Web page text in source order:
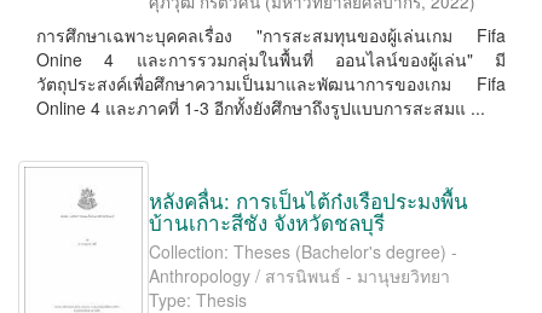
การศึกษาเฉพาะบุคคลเรื่อง "การสะสมทุนของผู้เล่นเกม Fifa
Onine 4 และการรวมกลุ่มในพื้นที่ ออนไลน์ของผู้เล่น" มี
วัตถุประสงค์เพื่อศึกษาความเป็นมาและพัฒนาการของเกม Fifa
Online 4 และภาคที่ 1-3 อีกทั้งยังศึกษาถึงรูปแบบการสะสมแ ...
หลังคลื่น: การเป็นไต้ก๋งเรือประมงพื้น
บ้านเกาะสีชัง จังหวัดชลบุรี
Collection: Theses (Bachelor's degree) -
Anthropology / สารนิพนธ์ - มานุษยวิทยา
Type: Thesis